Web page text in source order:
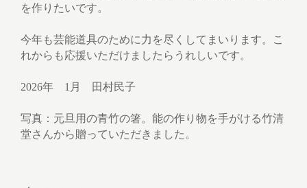
を作りたいです。
今年も芸能道具のために力を尽くしてまいります。こ
れからも応援いただけましたらうれしいです。
2026年 1月 田村民子
写真：元旦用の青竹の箸。能の作り物を手がける竹清
堂さんから贈っていただきました。